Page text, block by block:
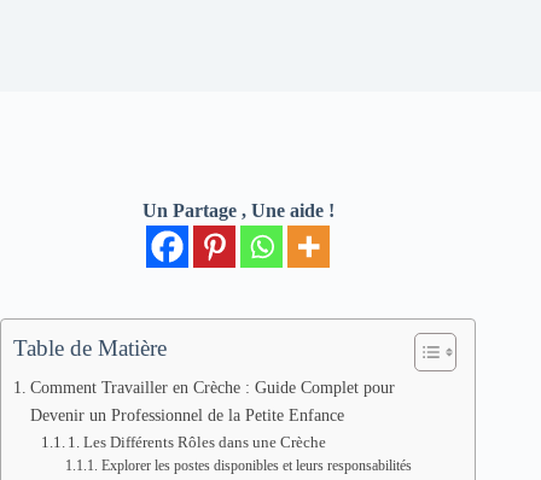
Un Partage , Une aide !
Table de Matière
Comment Travailler en Crèche : Guide Complet pour
Devenir un Professionnel de la Petite Enfance
1. Les Différents Rôles dans une Crèche
Explorer les postes disponibles et leurs responsabilités